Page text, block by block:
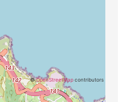
©OpenStreetMap contributors